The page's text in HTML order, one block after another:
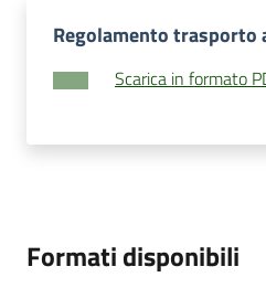
Regolamento trasporto
Scarica in formato
Formati disponibili